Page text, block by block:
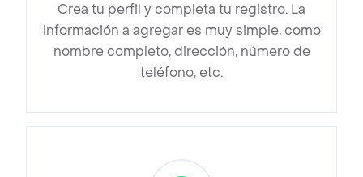
Crea tu perfil y completa tu registro. La
información a agregar es muy simple, como
nombre completo, dirección, número de
teléfono, etc.